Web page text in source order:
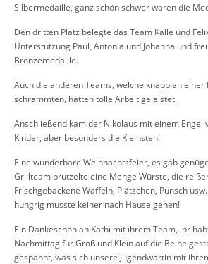
Silbermedaille, ganz schön schwer waren die
Den dritten Platz belegte das Team Kalle und
Unterstützung Paul, Antonia und Johanna und
Bronzemedaille.
Auch die anderen Teams, welche knapp an
schrammten, hatten tolle Arbeit geleistet.
Anschließend kam der Nikolaus mit einem Engel
Kinder, aber besonders die Kleinsten!
Eine wunderbare Weihnachtsfeier, es gab
Grillteam brutzelte eine Menge Würste, die
Frischgebackene Waffeln, Plätzchen, Punsch
hungrig musste keiner nach Hause gehen!
Ein Dankeschön an Kathi mit ihrem Team, ihr
Nachmittag für Groß und Klein auf die Beine
gespannt, was sich unsere Jugendwartin mit